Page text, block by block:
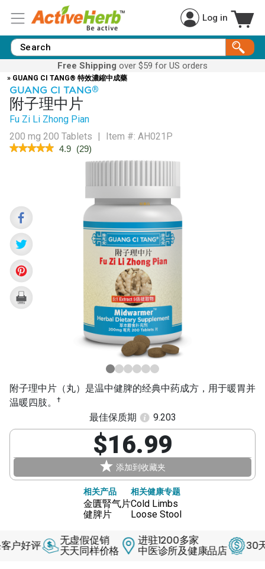
Log in
Free Shipping over $59 for US orders
» GUANG CI TANG® 特效濃縮中成藥
GUANG CI TANG®
附子理中片
Fu Zi Li Zhong Pian
200 mg 200 Tablets | Item #: AH021P
★★★★★
★★★★★ 4.9 (29)
附子理中片（丸）是温中健脾的经典中药成方，用于暖胃并
温暖四肢。
†
最佳保质期 9.203
$16.99
添加到收藏夹
相关产品
金匱腎气片
健脾片
相关健康专题
Cold Limbs
Loose Stool
无虚假促销
天天同样价格
进驻1200多家
中医诊所及健康品店 30天退款